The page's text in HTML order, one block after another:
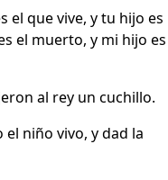
el que vive, y tu hijo es
el muerto, y mi hijo es
al rey un cuchillo.
niño vivo, y dad la